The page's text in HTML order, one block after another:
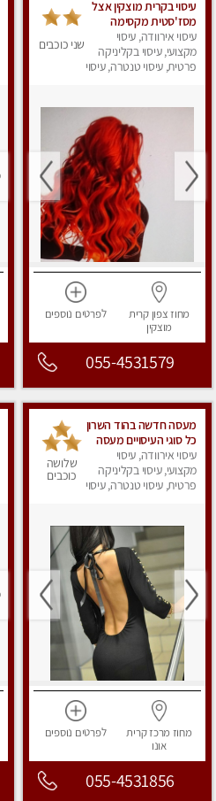
עיסוי בקרית מוצקין אצל
מסז'סטית מקסימה
בקרית מוצקין.
עיסוי אירוודה, עיסוי
מקצועי, עיסוי בקליניקה
פרטית, עיסוי טנטרה, עיסוי
שני כוכבים
מחוז צפוןקרית
מוצקין
לפרטים נוספים
055-4531579
מעסה חדשה בהוד השרון
כל סוגי העיסויים מעסה
מקצועית ואיכותית פרטי
עיסוי אירוודה, עיסוי
מקצועי, עיסוי בקליניקה
פרטית, עיסוי טנטרה, עיסוי
שלושה
כוכבים
מחוז מרכזקרית
אונו
לפרטים נוספים
055-4531856